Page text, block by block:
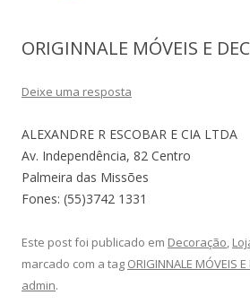
ORIGINNALE MÓVEIS E
Deixe uma resposta
ALEXANDRE R ESCOBAR E CIA LTDA
Av. Independência, 82 Centro
Palmeira das Missões
Fones: (55)3742 1331
Este post foi publicado em Decoração
marcado com a tag ORIGINNALE MÓVEIS E
admin.